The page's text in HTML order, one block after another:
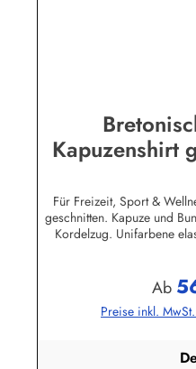
Kapuzenshirt
Für Freizeit, Sport &
geschnitten. Kapuze und
Kordelzug. Unifarbene
g/m²)
GmbHHeglitzer Str.
Ab
Preise inkl.